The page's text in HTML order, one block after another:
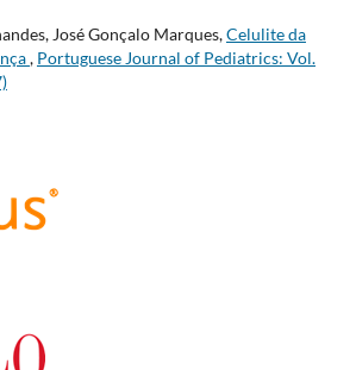
José Gonçalo Marques,Celulite da
, Portuguese Journal of Pediatrics: Vol.